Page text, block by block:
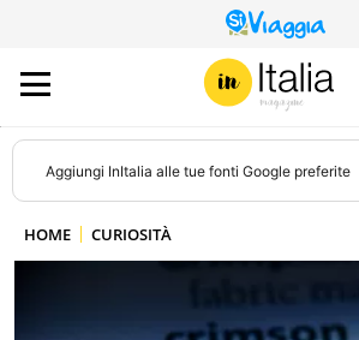
QUESTO
SITO
CONTRIBUISCE
ALL’AUDIENCE
DI
Aggiungi InItalia alle tue fonti Google preferite
HOME CURIOSITÀ